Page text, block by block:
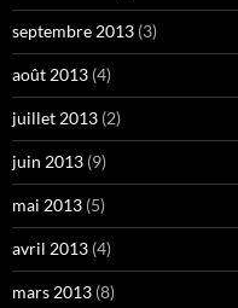
septembre 2013 (3)
août 2013 (4)
juillet 2013 (2)
juin 2013 (9)
mai 2013 (5)
avril 2013 (4)
mars 2013 (8)